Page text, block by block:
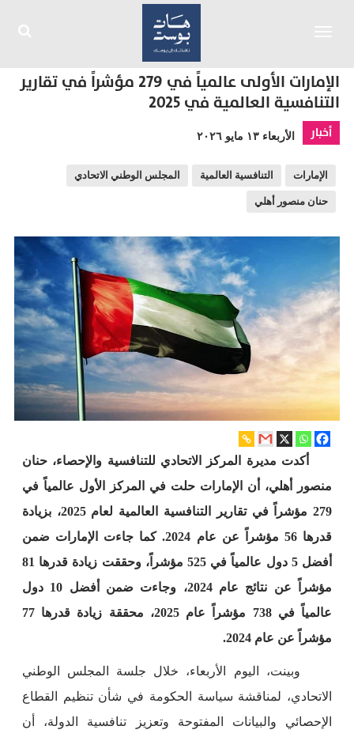
الإمارات الأولى عالمياً في 279 مؤشراً في تقارير
التنافسية العالمية في 2025
أخبار الأربعاء ١٣ مايو ٢٠٢٦
الإمارات التنافسية العالمية المجلس الوطني الاتحادي
حنان منصور أهلي
أكدت مديرة المركز الاتحادي للتنافسية والإحصاء، حنان
منصور أهلي، أن الإمارات حلت في المركز الأول عالمياً في
279 مؤشراً في تقارير التنافسية العالمية لعام 2025، بزيادة
قدرها 56 مؤشراً عن عام 2024. كما جاءت الإمارات ضمن
أفضل 5 دول عالمياً في 525 مؤشراً، وحققت زيادة قدرها 81
مؤشراً عن نتائج عام 2024، وجاءت ضمن أفضل 10 دول
عالمياً في 738 مؤشراً عام 2025، محققة زيادة قدرها 77
مؤشراً عن عام 2024.
وبينت، اليوم الأربعاء، خلال جلسة المجلس الوطني
الاتحادي، لمناقشة سياسة الحكومة في شأن تنظيم القطاع
الإحصائي والبيانات المفتوحة وتعزيز تنافسية الدولة، أن